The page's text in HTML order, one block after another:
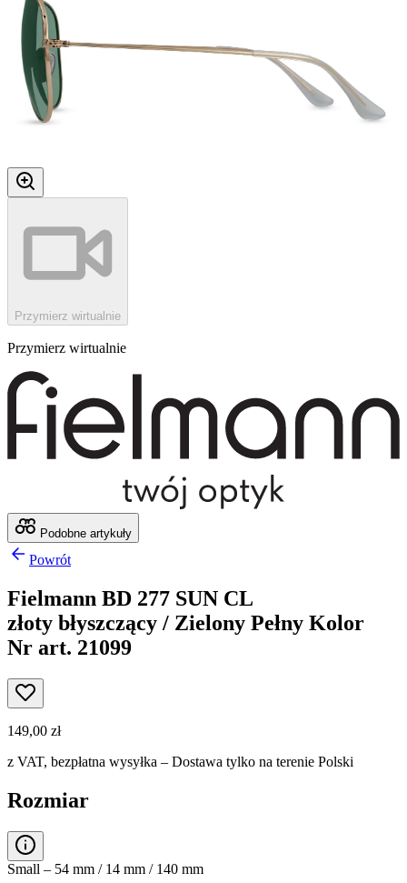
Przymierz wirtualnie
Przymierz wirtualnie
Podobne artykuły
Powrót
Fielmann BD 277 SUN CL
złoty błyszczący / Zielony Pełny Kolor
Nr art. 21099
149,00 zł
z VAT, bezpłatna wysyłka – Dostawa tylko na terenie Polski
Rozmiar
Small – 54 mm / 14 mm / 140 mm